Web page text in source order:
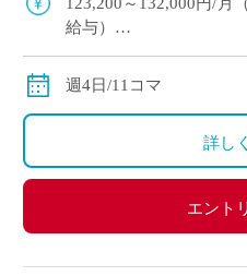
給与）
◇交通費別途支給
週4日/11コマ
詳し
エント